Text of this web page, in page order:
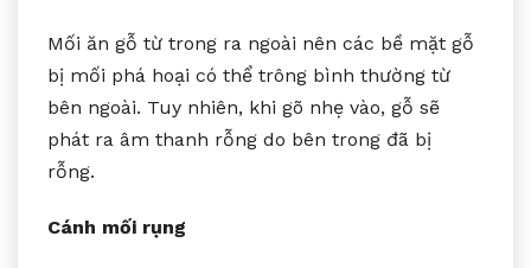
Mối ăn gỗ từ trong ra ngoài nên các bề mặt gỗ
bị mối phá hoại có thể trông bình thường từ
bên ngoài. Tuy nhiên, khi gõ nhẹ vào, gỗ sẽ
phát ra âm thanh rỗng do bên trong đã bị
rỗng.
Cánh mối rụng